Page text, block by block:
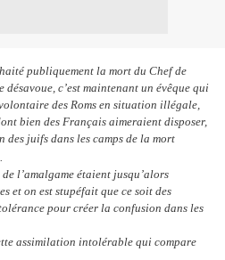
publiquement la mort du Chef de
c’est maintenant un évêque qui
des Roms en situation illégale,
bien des Français aimeraient disposer,
juifs dans les camps de la mort
l’amalgame étaient jusqu’alors
et on est stupéfait que ce soit des
pour créer la confusion dans les
assimilation intolérable qui compare